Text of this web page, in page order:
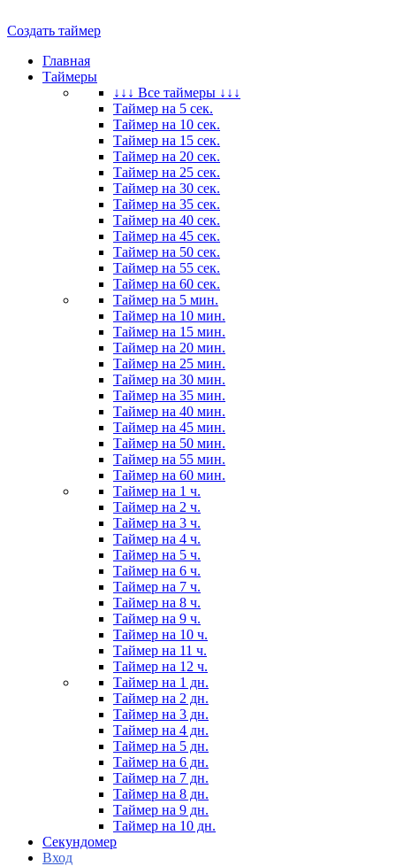
Создать таймер
Главная
Таймеры
↓↓↓ Все таймеры ↓↓↓
Таймер на 5 сек.
Таймер на 10 сек.
Таймер на 15 сек.
Таймер на 20 сек.
Таймер на 25 сек.
Таймер на 30 сек.
Таймер на 35 сек.
Таймер на 40 сек.
Таймер на 45 сек.
Таймер на 50 сек.
Таймер на 55 сек.
Таймер на 60 сек.
Таймер на 5 мин.
Таймер на 10 мин.
Таймер на 15 мин.
Таймер на 20 мин.
Таймер на 25 мин.
Таймер на 30 мин.
Таймер на 35 мин.
Таймер на 40 мин.
Таймер на 45 мин.
Таймер на 50 мин.
Таймер на 55 мин.
Таймер на 60 мин.
Таймер на 1 ч.
Таймер на 2 ч.
Таймер на 3 ч.
Таймер на 4 ч.
Таймер на 5 ч.
Таймер на 6 ч.
Таймер на 7 ч.
Таймер на 8 ч.
Таймер на 9 ч.
Таймер на 10 ч.
Таймер на 11 ч.
Таймер на 12 ч.
Таймер на 1 дн.
Таймер на 2 дн.
Таймер на 3 дн.
Таймер на 4 дн.
Таймер на 5 дн.
Таймер на 6 дн.
Таймер на 7 дн.
Таймер на 8 дн.
Таймер на 9 дн.
Таймер на 10 дн.
Секундомер
Вход